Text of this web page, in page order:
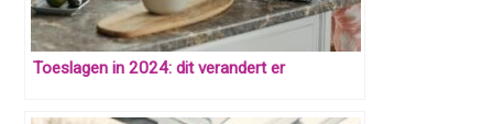
Toeslagen in 2024: dit verandert er